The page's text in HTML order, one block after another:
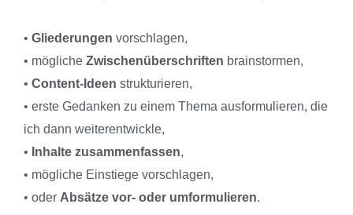
• Gliederungen vorschlagen,
• mögliche Zwischenüberschriften brainstormen,
• Content-Ideen strukturieren,
• erste Gedanken zu einem Thema ausformulieren, die
ich dann weiterentwickle,
• Inhalte zusammenfassen,
• mögliche Einstiege vorschlagen,
• oder Absätze vor- oder umformulieren.